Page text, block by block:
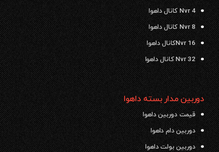
Nvr 4 کانال داهوا
Nvr 8 کانال داهوا
Nvr 16کانال داهوا
Nvr 32 کانال داهوا
دوربین مدار بسته داهوا
قیمت دوربین داهوا
دوربین دام داهوا
دوربین بولت داهوا